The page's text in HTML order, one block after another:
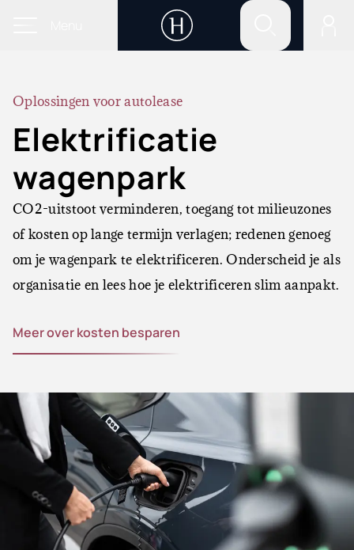
Oplossingen voor autolease
Elektrificatie
wagenpark
CO2-uitstoot verminderen, toegang tot milieuzones
of kosten op lange termijn verlagen; redenen genoeg
om je wagenpark te elektrificeren. Onderscheid je als
organisatie en lees hoe je elektrificeren slim aanpakt.
Meer over kosten besparen